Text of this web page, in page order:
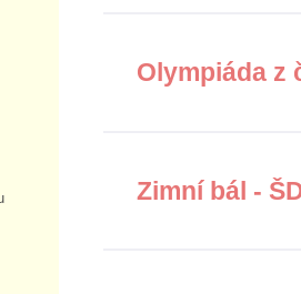
Olympiáda z
Zimní bál -